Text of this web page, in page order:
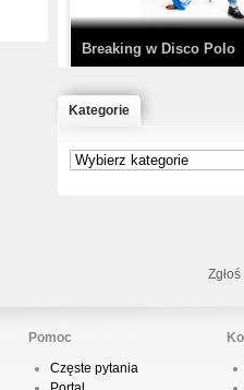
Prod. Chubeats,
KrisBo - Cienie
Breaking w Disco Polo
Kategorie
Zgłoś
Pomoc
Częste pytania